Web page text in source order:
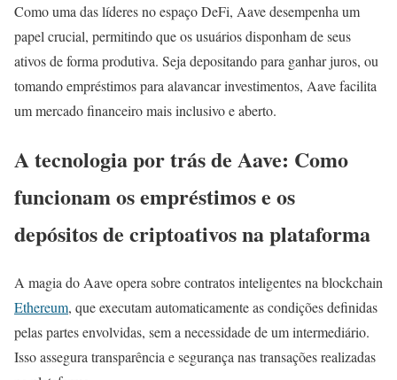
Como uma das líderes no espaço DeFi, Aave desempenha um
papel crucial, permitindo que os usuários disponham de seus
ativos de forma produtiva. Seja depositando para ganhar juros, ou
tomando empréstimos para alavancar investimentos, Aave facilita
um mercado financeiro mais inclusivo e aberto.
A tecnologia por trás de Aave: Como
funcionam os empréstimos e os
depósitos de criptoativos na plataforma
A magia do Aave opera sobre contratos inteligentes na blockchain
Ethereum, que executam automaticamente as condições definidas
pelas partes envolvidas, sem a necessidade de um intermediário.
Isso assegura transparência e segurança nas transações realizadas